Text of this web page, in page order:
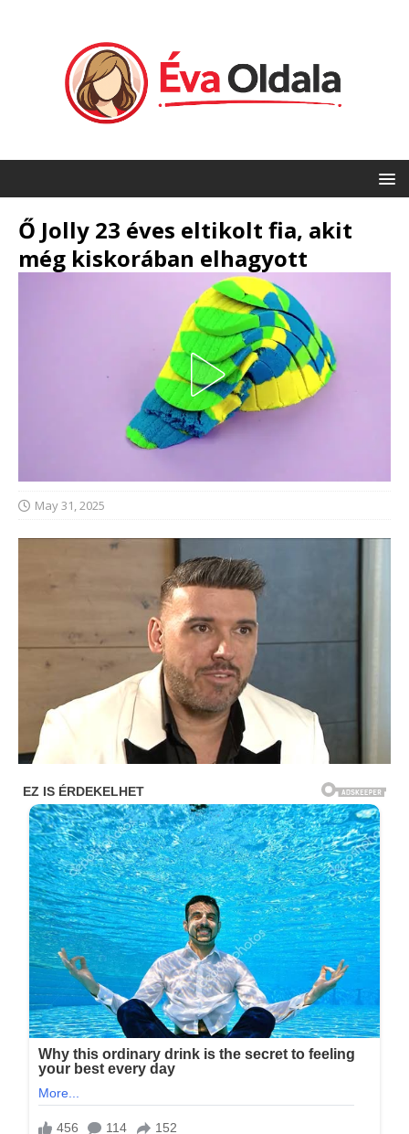
Ő Jolly 23 éves eltikolt fia, akit
még kiskorában elhagyott
May 31, 2025